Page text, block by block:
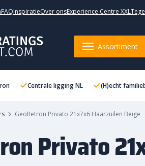
FAQInspiratieOver onsExperience Centre XXL
Assortiment
Centrale ligging NL (H)echt
GeoRetron Privato 21x7x6 Haarzuilen Beige
Privato
Privato 21x7x6 Haarzuilen Beige